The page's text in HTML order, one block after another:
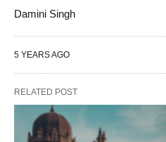
Damini Singh
5 YEARS AGO
RELATED POST